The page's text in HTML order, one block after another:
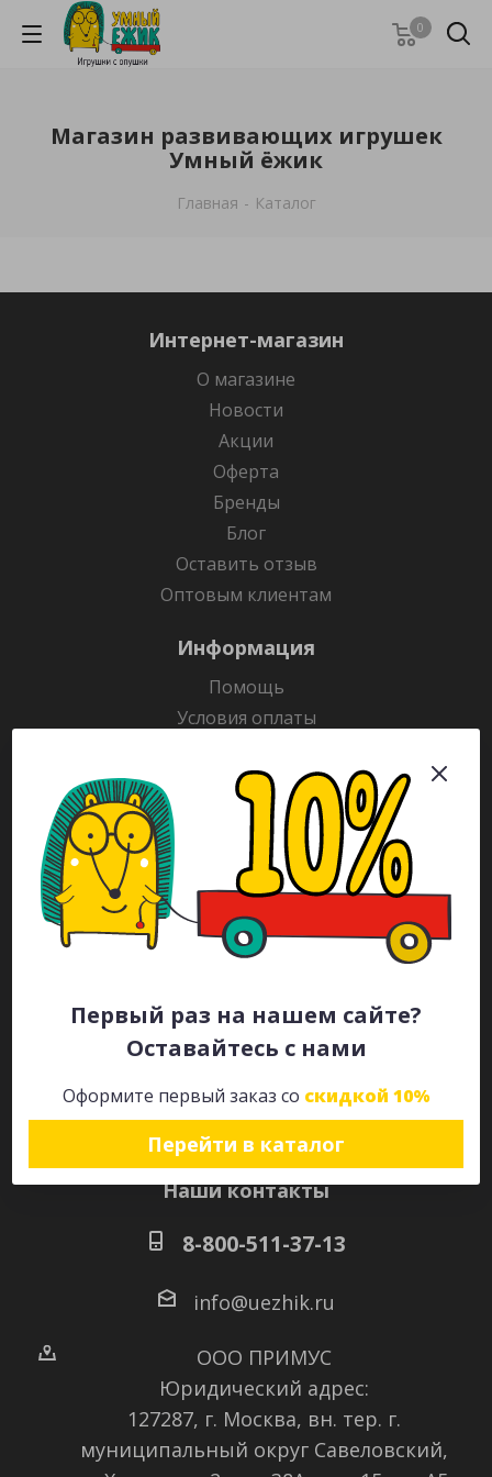
Первый раз на нашем сайте?
Оставайтесь с нами
Оформите первый заказ со скидкой 10%
Перейти в каталог
0
Магазин развивающих игрушек
Умный ёжик
Главная - Каталог
Интернет-магазин
О магазине
Новости
Акции
Оферта
Бренды
Блог
Оставить отзыв
Оптовым клиентам
Информация
Помощь
Условия оплаты
Гарантия на товар
Раскраски
Рекламодателям
Каталог
Будьте всегда в курсе!
Наши контакты
8-800-511-37-13
info@uezhik.ru
ООО ПРИМУС
Юридический адрес:
127287, г. Москва, вн. тер. г.
муниципальный округ Савеловский,